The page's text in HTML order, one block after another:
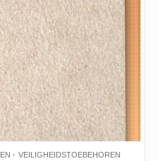
VEILIGHEIDSTOEBEHOREN